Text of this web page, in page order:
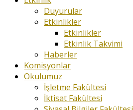
Duyurular
Etkinlikler
Etkinlikler
Etkinlik Takvimi
Haberler
Komisyonlar
Okulumuz
İşletme Fakültesi
İktisat Fakültesi